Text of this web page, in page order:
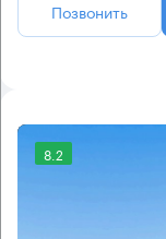
Позвонить
8.2